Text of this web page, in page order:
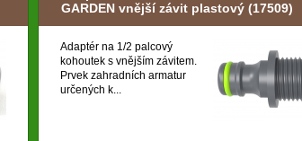
GARDEN vnější závit plastový (17509)
Adaptér na 1/2 palcový
kohoutek s vnějším závitem.
Prvek zahradních armatur
určených k...